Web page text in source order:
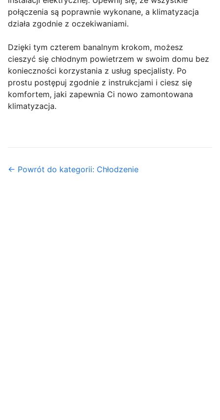
połączenia są poprawnie wykonane, a klimatyzacja
działa zgodnie z oczekiwaniami.
Dzięki tym czterem banalnym krokom, możesz
cieszyć się chłodnym powietrzem w swoim domu bez
konieczności korzystania z usług specjalisty. Po
prostu postępuj zgodnie z instrukcjami i ciesz się
komfortem, jaki zapewnia Ci nowo zamontowana
klimatyzacja.
← Powrót do kategorii: Chłodzenie